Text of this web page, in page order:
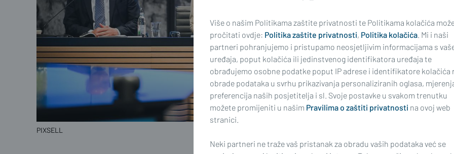
PIXSELL
Više o našim Politikama zaštite privatnosti te Politikama kolačića
pročitati ovdje: Politika zaštite privatnosti, Politika kolačića . Mi i naši
partneri pohranjujemo i pristupamo neosjetljivim informacijama s
uređaja, poput kolačića ili jedinstvenog identifikatora uređaja te
obrađujemo osobne podatke poput IP adrese i identifikatore kolačića
obrade podataka u svrhu prikazivanja personaliziranih oglasa,
preferencija naših posjetitelja i sl. Svoje postavke u svakom trenutku
možete promijeniti u našim Pravilima o zaštiti privatnosti na ovoj web
stranici.
Neki partneri ne traže vaš pristanak za obradu vaših podataka već se